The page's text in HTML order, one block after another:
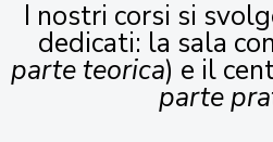
I nostri corsi si
dedicati: la sala
parte teorica) e il
parte